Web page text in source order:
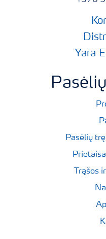
Yara
Pasėlių
Trąšos